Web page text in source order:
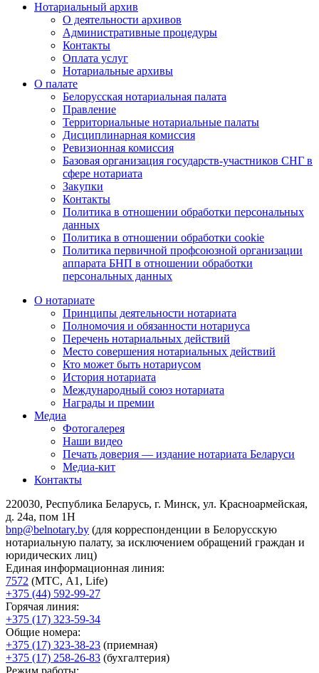
Нотариальный архив
О деятельности архивов
Административные процедуры
Контакты
Оплата услуг
Нотариальные архивы
О палате
Белорусская нотариальная палата
Правление
Территориальные нотариальные палаты
Дисциплинарная комиссия
Ревизионная комиссия
Базовая организация государств-участников СНГ в
сфере нотариата
Закупки
Контакты
Политика в отношении обработки персональных
данных
Политика в отношении обработки cookie
Политика первичной профсоюзной организации
аппарата БНП в отношении обработки
персональных данных
О нотариате
Принципы деятельности нотариата
Полномочия и обязанности нотариуса
Перечень нотариальных действий
Место совершения нотариальных действий
Кто может быть нотариусом
История нотариата
Международный союз нотариата
Награды и премии
Медиа
Фотогалерея
Наши видео
Печать доверия — издание нотариата Беларуси
Медиа-кит
Контакты
220030, Республика Беларусь, г. Минск, ул. Красноармейская,
д. 24а, пом 1Н
bnp@belnotary.by (для корреспонденции в Белорусскую
нотариальную палату, за исключением обращений граждан и
юридических лиц)
Единая информационная линия:
7572 (МТС, A1, Life)
+375 (44) 592-99-27
Горячая линия:
+375 (17) 323-59-34
Общие номера:
+375 (17) 323-38-23 (приемная)
+375 (17) 258-26-83 (бухгалтерия)